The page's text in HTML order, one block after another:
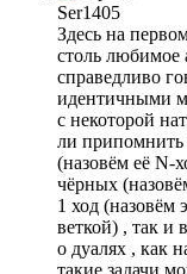
Ser1405
Здесь на
столь любимое
справедливо
идентичными
с некоторой
ли припомнить
(назовём её N-
чёрных
1 ход (назовём
веткой) , так и
о дуалях , как
такие задачи